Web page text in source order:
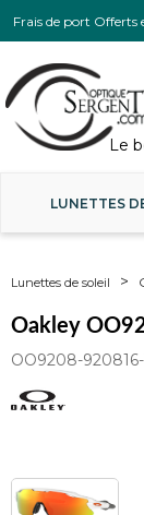
Frais de port Offerts
LUNETTES
Lunettes de soleil
Oakley
OO9208-